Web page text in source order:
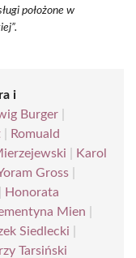
położone w
i
Burger
Romuald
Karol
Gross
Honorata
Mien
Siedlecki
Tarsiński